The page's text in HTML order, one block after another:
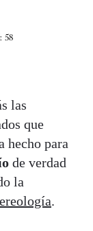
58
las
que
hecho para
de verdad
la
.